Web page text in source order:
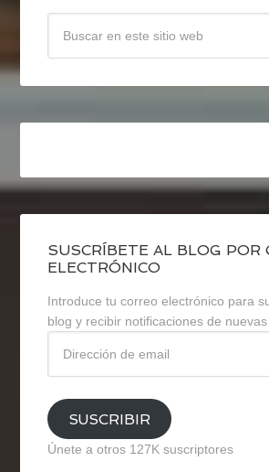
SUSCRÍBETE AL BLOG POR
ELECTRÓNICO
Introduce tu correo electrónico para
blog y recibir notificaciones de
email
SUSCRIBIR
Únete a otros 127K suscriptores